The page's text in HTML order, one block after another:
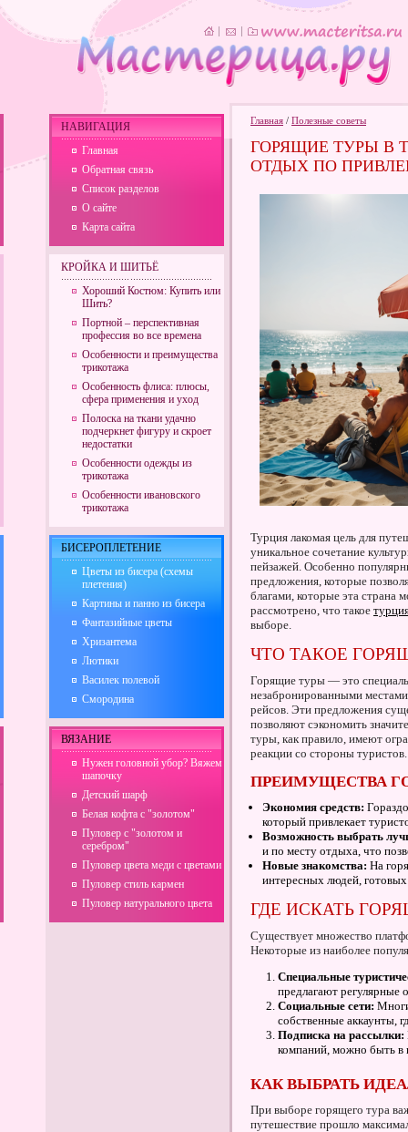
Главная / Полезные советы
ГОРЯЩИЕ ТУРЫ В
ОТДЫХ ПО
Турция лакомая цель для
уникальное сочетание
пейзажей. Особенно
предложения, которые
благами, которые эта страна
рассмотрено, что такое
выборе.
ЧТО ТАКОЕ
Горящие туры — это
незабронированными местами
рейсов. Эти предложения
позволяют сэкономить
туры, как правило, имеют
реакции со стороны туристов.
ПРЕИМУЩЕСТВА
Экономия средств:
который привлекает
Возможность выбрать
и по месту отдыха, что
Новые знакомства: На
интересных людей,
ГДЕ ИСКАТЬ
Существует множество
Некоторые из наиболее
Специальные
предлагают регулярные
Социальные сети:
собственные аккаунты,
Подписка на рассылки:
компаний, можно быть в
КАК ВЫБРАТЬ
При выборе горящего тура
путешествие прошло
НАВИГАЦИЯ
Главная
Обратная связь
Список разделов
О сайте
Карта сайта
КРОЙКА И ШИТЬЁ
Хороший Костюм: Купить или
Шить?
Портной – перспективная
профессия во все времена
Особенности и преимущества
трикотажа
Особенность флиса: плюсы,
сфера применения и уход
Полоска на ткани удачно
подчеркнет фигуру и скроет
недостатки
Особенности одежды из
трикотажа
Особенности ивановского
трикотажа
БИСЕРОПЛЕТЕНИЕ
Цветы из бисера (схемы
плетения)
Картины и панно из бисера
Фантазийные цветы
Хризантема
Лютики
Василек полевой
Смородина
ВЯЗАНИЕ
Нужен головной убор? Вяжем
шапочку
Детский шарф
Белая кофта с "золотом"
Пуловер с "золотом и
серебром"
Пуловер цвета меди с цветами
Пуловер стиль кармен
Пуловер натурального цвета